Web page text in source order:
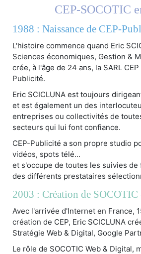
CEP-SOCOTIC
1988 : Naissance de CEP-
L'histoire commence quand Eric
Sciences économiques, Gestion &
crée, à l'âge de 24 ans, la SARL
Publicité.
Eric SCICLUNA est toujours
et est également un des
entreprises ou collectivités de
secteurs qui lui font confiance.
CEP-Publicité a son propre studio
vidéos, spots télé...
et s'occupe de toutes les suivies de
des différents prestataires
2003 : Création de
Avec l'arrivée d'Internet en France,
création de CEP, Eric SCICLUNA
Stratégie Web & Digital, Google
Le rôle de SOCOTIC Web & Digital,